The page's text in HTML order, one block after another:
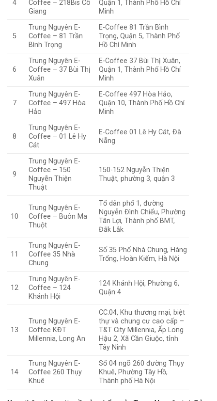
4
Coffee – 218Bis Cô
Giang
Quận 1, Thành Phố Hồ Chí
Minh
5
Trung Nguyên E-
Coffee – 81 Trần
Bình Trọng
E-Coffee 81 Trần Bình
Trọng, Quận 5, Thành Phố
Hồ Chí Minh
6
Trung Nguyên E-
Coffee – 37 Bùi Thị
Xuân
E-Coffee 37 Bùi Thị Xuân,
Quận 1, Thành Phố Hồ Chí
Minh
7
Trung Nguyên E-
Coffee – 497 Hòa
Hảo
E-Coffee 497 Hòa Hảo,
Quận 10, Thành Phố Hồ Chí
Minh
8
Trung Nguyên E-
Coffee – 01 Lê Hy
Cát
E-Coffee 01 Lê Hy Cát, Đà
Nẵng
9
Trung Nguyên E-
Coffee – 150
Nguyễn Thiện
Thuật
150-152 Nguyễn Thiện
Thuật, phường 3, quận 3
10
Trung Nguyên E-
Coffee – Buôn Ma
Thuột
Tổ dân phố 1, đường
Nguyễn Đình Chiểu, Phường
Tân Lợi, Thành phố BMT,
Đắk Lắk
11
Trung Nguyên E-
Coffee 35 Nhà
Chung
Số 35 Phố Nhà Chung, Hàng
Trống, Hoàn Kiếm, Hà Nội
12
Trung Nguyên E-
Coffee – 124
Khánh Hội
124 Khánh Hội, Phường 6,
Quận 4
13
Trung Nguyên E-
Coffee KĐT
Millennia, Long An
CC.04, Khu thương mại, biệt
thự và chung cư cao cấp –
T&T City Millennia, Ấp Long
Hậu 2, Xã Cần Giuộc, tỉnh
Tây Ninh
14
Trung Nguyên E-
Coffee 260 Thụy
Khuê
Số 04 ngõ 260 đường Thụy
Khuê, Phường Tây Hồ,
Thành phố Hà Nội